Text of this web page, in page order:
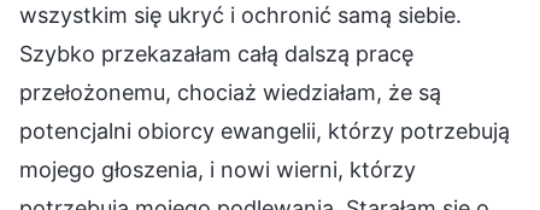
wszystkim się ukryć i ochronić samą siebie.
Szybko przekazałam całą dalszą pracę
przełożonemu, chociaż wiedziałam, że są
potencjalni obiorcy ewangelii, którzy potrzebują
mojego głoszenia, i nowi wierni, którzy